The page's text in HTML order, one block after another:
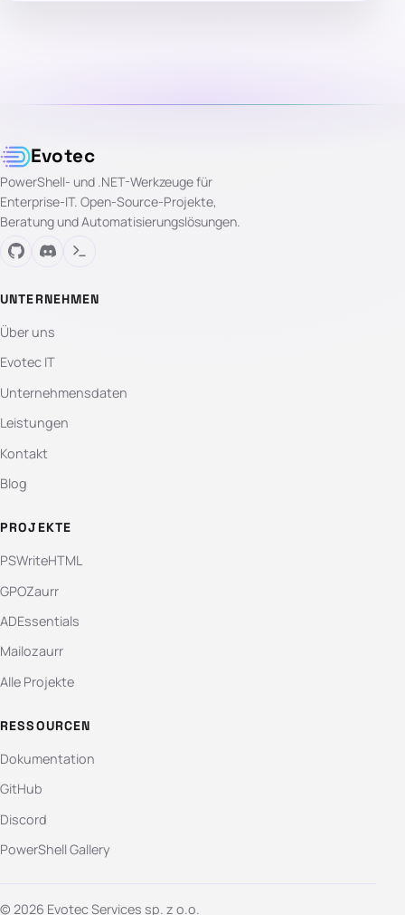
Evotec
PowerShell- und .NET-Werkzeuge für
Enterprise-IT. Open-Source-Projekte,
Beratung und Automatisierungslösungen.
UNTERNEHMEN
Über uns
Evotec IT
Unternehmensdaten
Leistungen
Kontakt
Blog
PROJEKTE
PSWriteHTML
GPOZaurr
ADEssentials
Mailozaurr
Alle Projekte
RESSOURCEN
Dokumentation
GitHub
Discord
PowerShell Gallery
© 2026 Evotec Services sp. z o.o.